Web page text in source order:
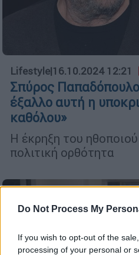
Do Not Process My
If you wish to opt-out of the
processing of your personal or
Lifestyle|16.10.2024 12:21
Σπύρος
έξαλλο αυτή η
καθόλου»
Η έκρηξη του
πολιτική ορθότητα